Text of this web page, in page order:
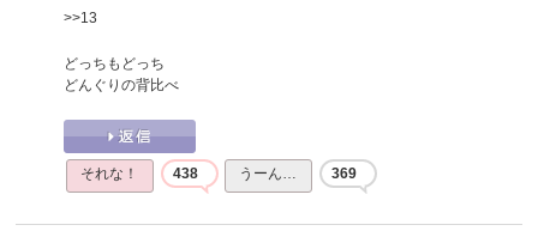
>>13
どっちもどっち
どんぐりの背比べ
それな！ 438 うーん… 369